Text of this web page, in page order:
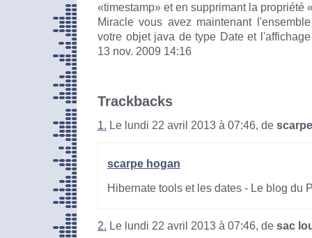
timestamp
et en supprimant la propriété
Miracle vous avez maintenant
votre objet java de type Date et
13 nov. 2009 14:16
Trackbacks
1. Le lundi 22 avril 2013 à 07:46, de
scarpe hogan
Hibernate tools et les dates - Le blog du
2. Le lundi 22 avril 2013 à 07:46, de sac